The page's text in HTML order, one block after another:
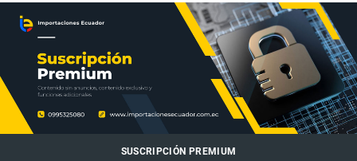
SUSCRIPCIÓN PREMIUM